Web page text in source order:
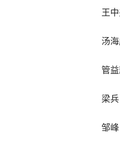
王
汤
管
梁
邹